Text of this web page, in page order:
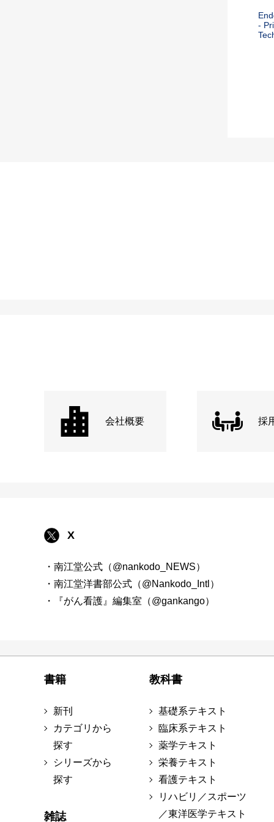
-
会社概要 採
X
・南江堂公式（@nankodo_NEWS）
・南江堂洋書部公式（@Nankodo_Intl）
・『がん看護』編集室（@gankango）
書籍
新刊
カテゴリから
探す
シリーズから
探す
雑誌
教科書
基礎系テキスト
臨床系テキスト
薬学テキスト
栄養テキスト
看護テキスト
リハビリ／スポーツ
／東洋医学テキスト